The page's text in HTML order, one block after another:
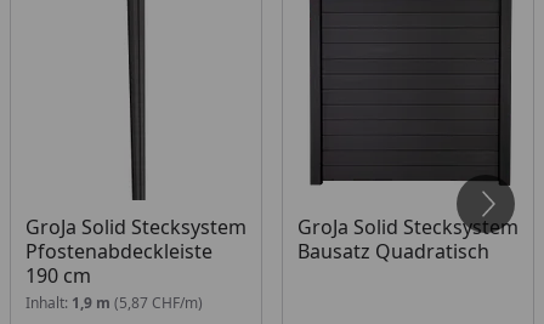
GroJa Solid Stecksystem
Pfostenabdeckleiste
190 cm
Inhalt: 1,9 m (5,87 CHF/m)
GroJa Solid Stecksystem
Bausatz Quadratisch